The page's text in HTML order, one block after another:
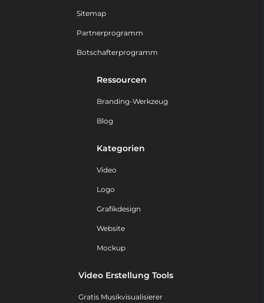
Sitemap
Partnerprogramm
Botschafterprogramm
Ressourcen
Branding-Werkzeug
Blog
Kategorien
Video
Logo
Grafikdesign
Website
Mockup
Video Erstellung Tools
Gratis Musikvisualisierer